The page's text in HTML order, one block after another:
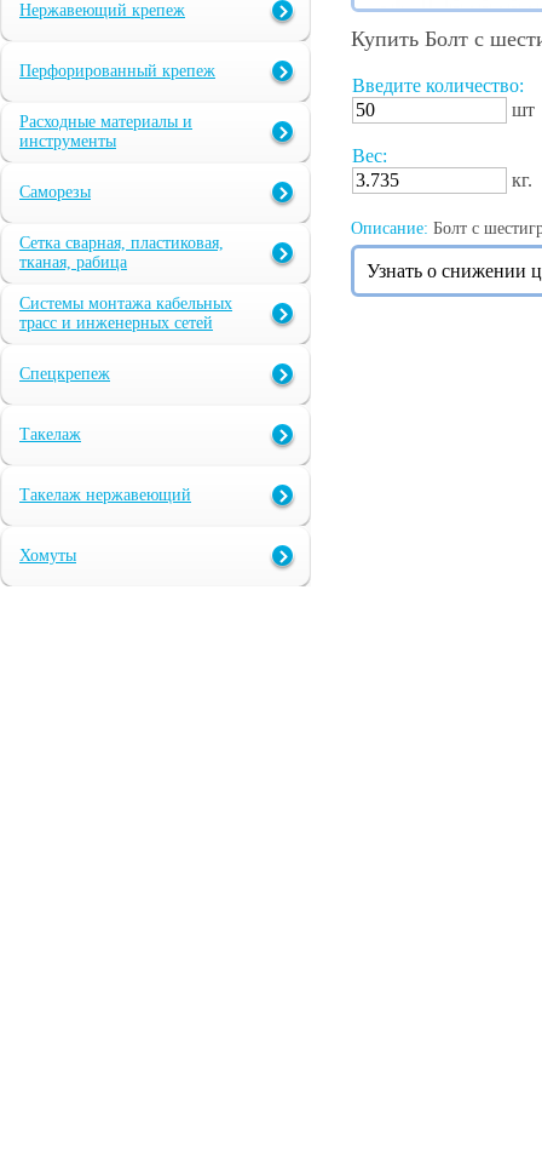
Нержавеющий крепеж
Перфорированный крепеж
Расходные материалы и
инструменты
Саморезы
Сетка сварная, пластиковая,
тканая, рабица
Системы монтажа кабельных
трасс и инженерных сетей
Спецкрепеж
Такелаж
Такелаж нержавеющий
Хомуты
Купить Болт с
Введите количество:
шт
Вес:
кг.
Описание: Болт с
Узнать о снижении